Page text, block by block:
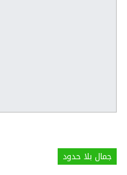
جمال بلا حدود